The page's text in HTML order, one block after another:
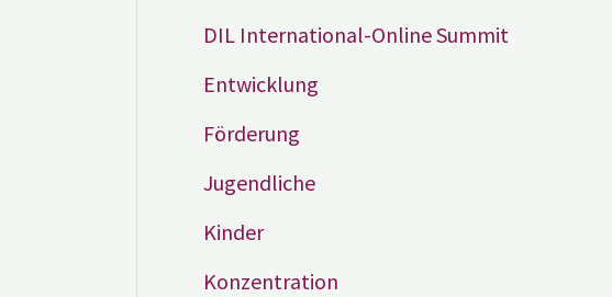
DIL International-Online Summit
Entwicklung
Förderung
Jugendliche
Kinder
Konzentration